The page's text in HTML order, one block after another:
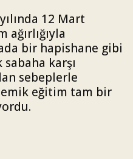
12 Mart
bir hapishane gibi
karşı
sebeplerle
eğitim tam bir